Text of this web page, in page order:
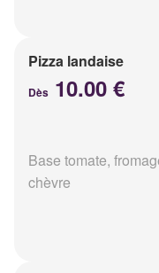
Pizza landaise
Dès 10.00 €
Base tomate,
chèvre